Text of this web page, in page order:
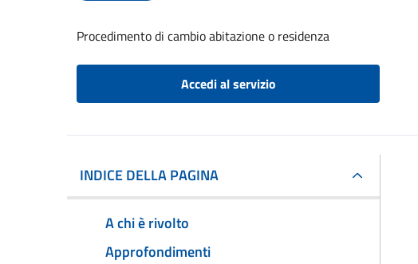
Procedimento di cambio abitazione o residenza
Accedi al servizio
INDICE DELLA PAGINA
A chi è rivolto
Approfondimenti